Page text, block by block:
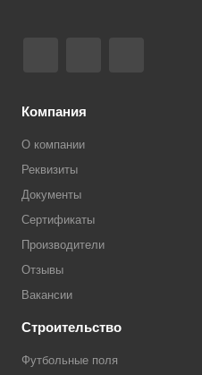
Компания
О компании
Реквизиты
Документы
Сертификаты
Производители
Отзывы
Вакансии
Строительство
Футбольные поля